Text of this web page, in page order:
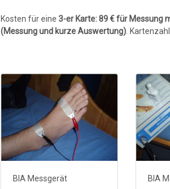
Kosten für eine3-er Karte: 89 € für Messung
(Messung und kurze Auswertung) .
BIA Messgerät BIA